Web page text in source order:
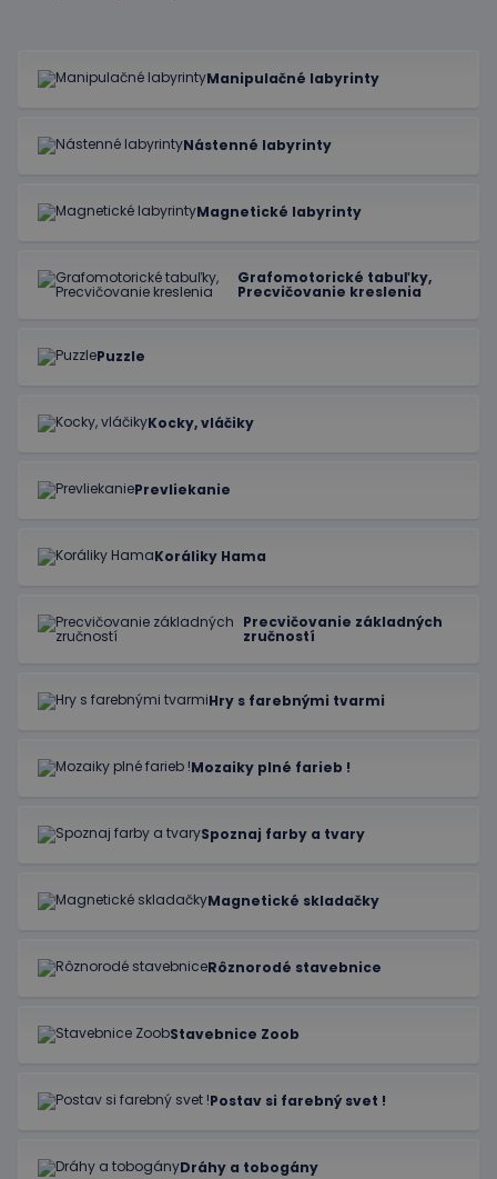
Manipulačné labyrinty
Nástenné labyrinty
Magnetické labyrinty
Grafomotorické tabuľky,
Precvičovanie kreslenia
Puzzle
Kocky, vláčiky
Prevliekanie
Koráliky Hama
Precvičovanie základných
zručností
Hry s farebnými tvarmi
Mozaiky plné farieb !
Spoznaj farby a tvary
Magnetické skladačky
Rôznorodé stavebnice
Stavebnice Zoob
Postav si farebný svet !
Dráhy a tobogány